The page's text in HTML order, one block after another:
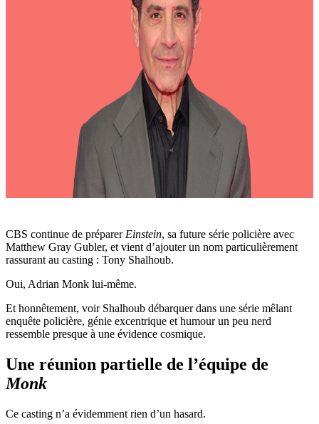
CBS continue de préparer Einstein, sa future série policière avec
Matthew Gray Gubler, et vient d’ajouter un nom particulièrement
rassurant au casting : Tony Shalhoub.
Oui, Adrian Monk lui-même.
Et honnêtement, voir Shalhoub débarquer dans une série mêlant
enquête policière, génie excentrique et humour un peu nerd
ressemble presque à une évidence cosmique.
Une réunion partielle de l’équipe de
Monk
Ce casting n’a évidemment rien d’un hasard.